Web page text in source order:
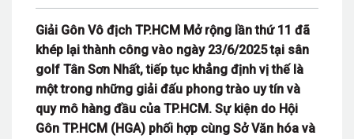
Giải Gôn Vô địch TP.HCM Mở rộng lần thứ 11 đã
khép lại thành công vào ngày 23/6/2025 tại sân
golf Tân Sơn Nhất, tiếp tục khẳng định vị thế là
một trong những giải đấu phong trào uy tín và
quy mô hàng đầu của TP.HCM. Sự kiện do Hội
Gôn TP.HCM (HGA) phối hợp cùng Sở Văn hóa và